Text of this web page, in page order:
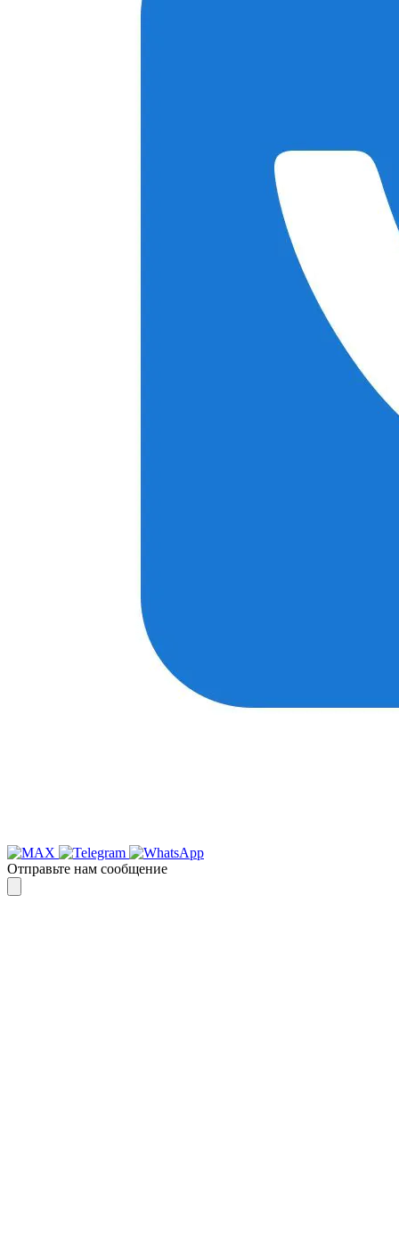
Отправьте нам сообщение